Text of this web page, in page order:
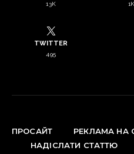
13K 1K
TWITTER
495
ПРОСАЙТ
РЕКЛАМА НА
НАДІСЛАТИ СТАТТЮ